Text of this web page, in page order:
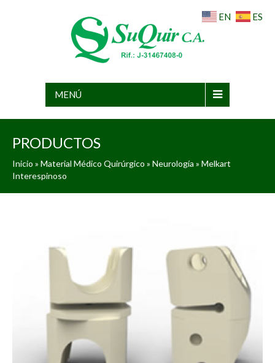
MENÚ
PRODUCTOS
Inicio » Material Médico Quirúrgico » Neurología » Melkart
Interespinoso
EN ES